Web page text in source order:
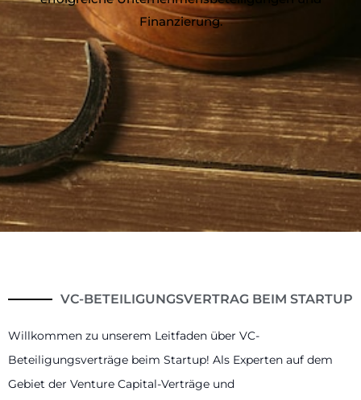
Finanzierung.
VC-BETEILIGUNGSVERTRAG BEIM STARTUP
Willkommen zu unserem Leitfaden über VC-
Beteiligungsverträge beim Startup! Als Experten auf dem
Gebiet der Venture Capital-Verträge und